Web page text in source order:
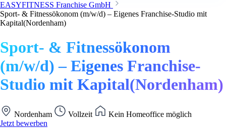
EASYFITNESS Franchise GmbH
Sport- & Fitnessökonom (m/w/d) – Eigenes Franchise-Studio mit
Kapital(Nordenham)
Sport- & Fitnessökonom
(m/w/d) – Eigenes Franchise-
Studio mit Kapital(Nordenham)
Nordenham Vollzeit
Kein Homeoffice möglich
Jetzt bewerben